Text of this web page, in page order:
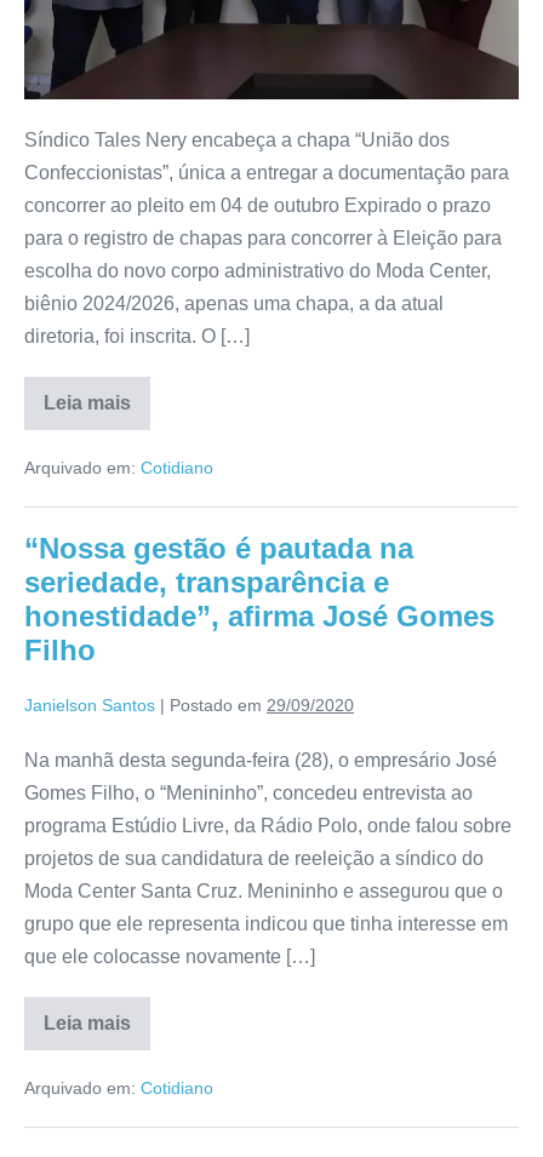
Síndico Tales Nery encabeça a chapa “União dos
Confeccionistas”, única a entregar a documentação para
concorrer ao pleito em 04 de outubro Expirado o prazo
para o registro de chapas para concorrer à Eleição para
escolha do novo corpo administrativo do Moda Center,
biênio 2024/2026, apenas uma chapa, a da atual
diretoria, foi inscrita. O […]
Leia mais
Arquivado em: Cotidiano
“Nossa gestão é pautada na
seriedade, transparência e
honestidade”, afirma José Gomes
Filho
Janielson Santos | Postado em 29/09/2020
Na manhã desta segunda-feira (28), o empresário José
Gomes Filho, o “Menininho”, concedeu entrevista ao
programa Estúdio Livre, da Rádio Polo, onde falou sobre
projetos de sua candidatura de reeleição a síndico do
Moda Center Santa Cruz. Menininho e assegurou que o
grupo que ele representa indicou que tinha interesse em
que ele colocasse novamente […]
Leia mais
Arquivado em: Cotidiano